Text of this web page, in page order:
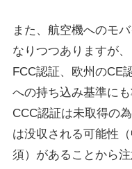
また、航空機へのモ
なりつつありますが
FCC認証、欧州のCE
への持ち込み基準に
CCC認証は未取得の
は没収される可能性
須）があることから注